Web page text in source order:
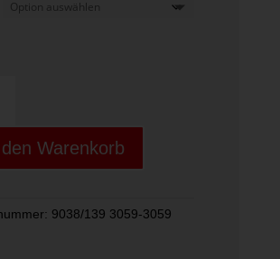
Warenkorb
9038/139 3059-3059